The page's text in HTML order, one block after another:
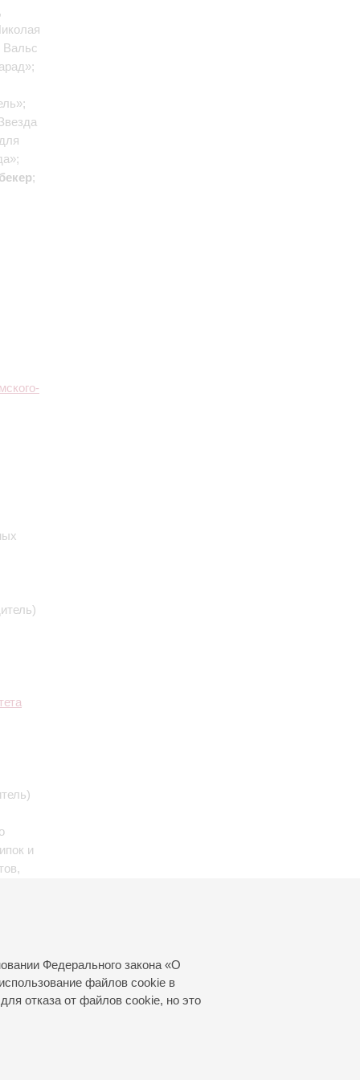
Федерального закона «О
файлов cookie в
отказа от файлов cookie, но это
,
Вальс
;
и